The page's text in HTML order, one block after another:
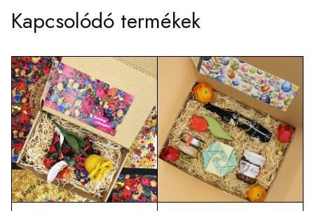
Kapcsolódó termékek